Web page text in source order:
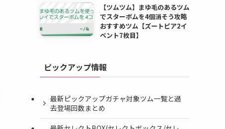
【ツムツム】まゆ毛のあるツム
でスターボムを4個消そう攻略
おすすめツム【ズートピア2イ
ベント7枚目】
ピックアップ情報
最新ピックアップガチャ対象ツム一覧と過
去登場回数まとめ